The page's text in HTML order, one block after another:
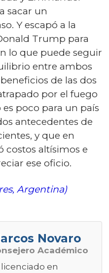
sacar un
. Y escapó a la
Trump para
lo que puede seguir
entre ambos
de las dos
por el fuego
poco para un país
antecedentes de
y que en
costos altísimos e
ese oficio.
Argentina)
Novaro
Académico
licenciado en